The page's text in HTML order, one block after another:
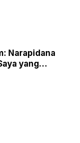
Narapidana
yang